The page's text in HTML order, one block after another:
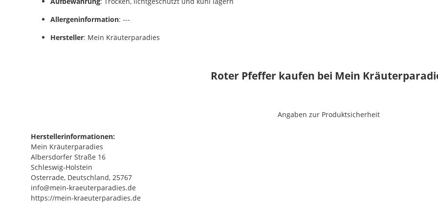
Allergeninformation: ---
Hersteller: Mein Kräuterparadies
Roter Pfeffer kaufen bei Mein
Angaben zur Produktsicherheit
Herstellerinformationen:
Mein Kräuterparadies
Albersdorfer Straße 16
Schleswig-Holstein
Osterrade, Deutschland, 25767
info@mein-kraeuterparadies.de
https://mein-kraeuterparadies.de